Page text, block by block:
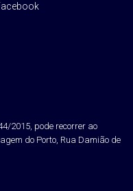
2015, pode recorrer ao
do Porto, Rua Damião de